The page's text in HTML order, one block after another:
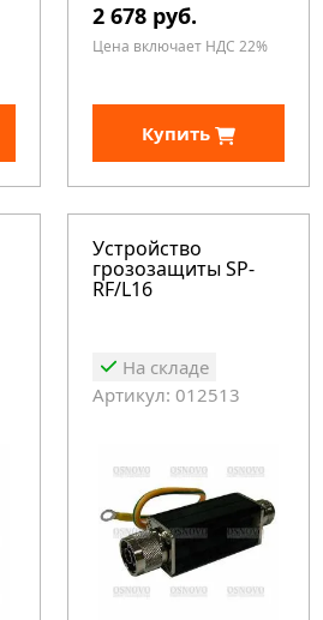
2 678 руб.
Цена включает НДС 22%
Купить
Устройство
грозозащиты SP-
RF/L16
На складе
Артикул: 012513